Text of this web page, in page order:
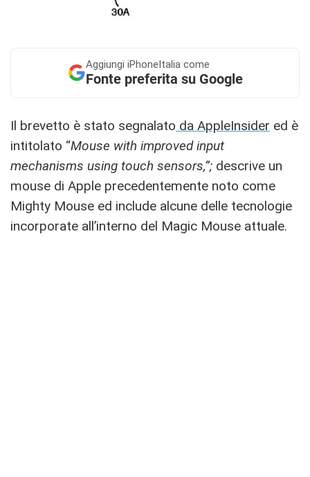
Aggiungi iPhoneItalia come
Fonte preferita su Google
Il brevetto è stato segnalato da AppleInsider ed è
intitolato “Mouse with improved input
mechanisms using touch sensors,”; descrive un
mouse di Apple precedentemente noto come
Mighty Mouse ed include alcune delle tecnologie
incorporate all’interno del Magic Mouse attuale.